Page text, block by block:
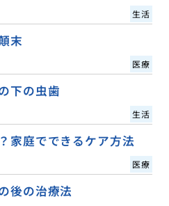
生活
末
医療
下の虫歯
生活
家庭でできるケア方法
医療
後の治療法